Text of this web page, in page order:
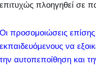
επιτυχώς πλοηγηθεί σε
Οι προσομοιώσεις
εκπαιδευόμενους να
την αυτοπεποίθηση και